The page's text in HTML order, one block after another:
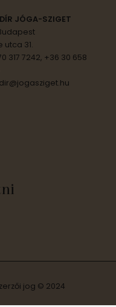
JÓGA-SZIGET
utca 31.
317 7242, +36 30 658
jog © 2024